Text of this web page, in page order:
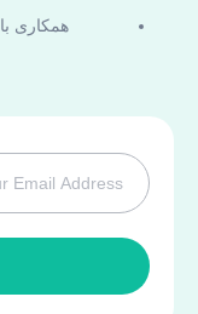
همکاری